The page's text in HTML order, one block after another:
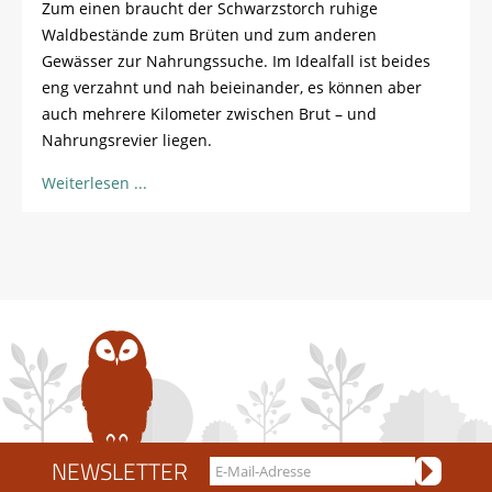
Zum einen braucht der Schwarzstorch ruhige
Waldbestände zum Brüten und zum anderen
Gewässer zur Nahrungssuche. Im Idealfall ist beides
eng verzahnt und nah beieinander, es können aber
auch mehrere Kilometer zwischen Brut – und
Nahrungsrevier liegen.
Weiterlesen
NEWSLETTER